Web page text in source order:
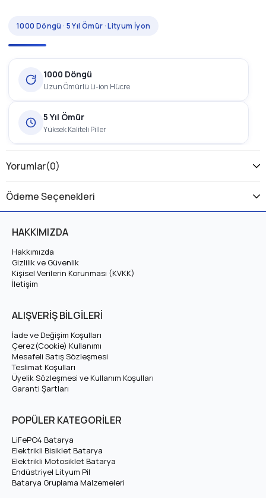
1000 Döngü · 5 Yıl Ömür · Lityum İyon
1000 Döngü
Uzun Ömürlü Li-ion Hücre
5 Yıl Ömür
Yüksek Kaliteli Piller
1 Yıl Garanti
Üretici Garantili
lityum iyon (Li-ion) batarya
Batarya için teknik özellikleri, avantajları ve uyumluluk bilgilerini
aşağıda bulabilirsiniz.
Tam Şarj Voltajı
Amper (Ah)
Hücre Dizilimi
Hücre Tipi
Çevrim Ömrü
Yorumlar(0)
Ödeme Seçenekleri
HAKKIMIZDA
Hakkımızda
Gizlilik ve Güvenlik
Kişisel Verilerin Korunması (KVKK)
İletişim
ALIŞVERİŞ BİLGİLERİ
İade ve Değişim Koşulları
Çerez(Cookie) Kullanımı
Mesafeli Satış Sözleşmesi
Teslimat Koşulları
Üyelik Sözleşmesi ve Kullanım Koşulları
Garanti Şartları
POPÜLER KATEGORİLER
LiFePO4 Batarya
Elektrikli Bisiklet Batarya
Elektrikli Motosiklet Batarya
Endüstriyel Lityum Pil
Batarya Gruplama Malzemeleri